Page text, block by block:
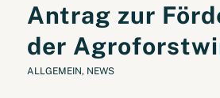
Antrag zur
der
ALLGEMEIN, NEWS